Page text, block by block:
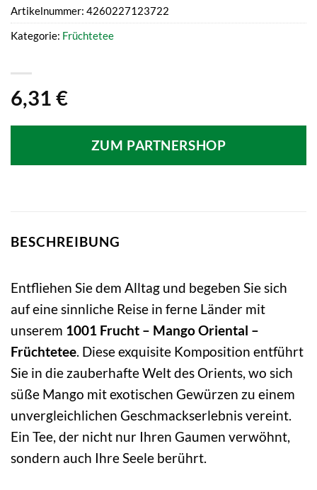
6,31 €
ZUM PARTNERSHOP
Artikelnummer: 4260227123722
Kategorie: Früchtetee
BESCHREIBUNG
Entfliehen Sie dem Alltag und begeben Sie sich
auf eine sinnliche Reise in ferne Länder mit
unserem 1001 Frucht – Mango Oriental –
Früchtetee . Diese exquisite Komposition entführt
Sie in die zauberhafte Welt des Orients, wo sich
süße Mango mit exotischen Gewürzen zu einem
unvergleichlichen Geschmackserlebnis vereint.
Ein Tee, der nicht nur Ihren Gaumen verwöhnt,
sondern auch Ihre Seele berührt.